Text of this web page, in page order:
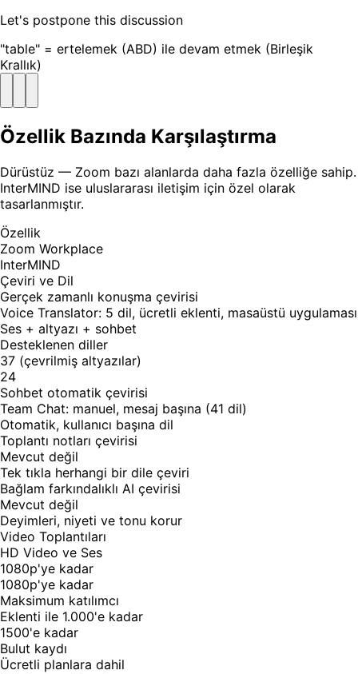
Let's postpone this discussion
"table" = ertelemek (ABD) ile devam etmek (Birleşik
Krallık)
Özellik Bazında Karşılaştırma
Dürüstüz — Zoom bazı alanlarda daha fazla özelliğe sahip.
InterMIND ise uluslararası iletişim için özel olarak
tasarlanmıştır.
Özellik
Zoom Workplace
InterMIND
Çeviri ve Dil
Gerçek zamanlı konuşma çevirisi
Voice Translator: 5 dil, ücretli eklenti, masaüstü uygulaması
Ses + altyazı + sohbet
Desteklenen diller
37 (çevrilmiş altyazılar)
24
Sohbet otomatik çevirisi
Team Chat: manuel, mesaj başına (41 dil)
Otomatik, kullanıcı başına dil
Toplantı notları çevirisi
Mevcut değil
Tek tıkla herhangi bir dile çeviri
Bağlam farkındalıklı AI çevirisi
Mevcut değil
Deyimleri, niyeti ve tonu korur
Video Toplantıları
HD Video ve Ses
1080p'ye kadar
1080p'ye kadar
Maksimum katılımcı
Eklenti ile 1.000'e kadar
1500'e kadar
Bulut kaydı
Ücretli planlara dahil